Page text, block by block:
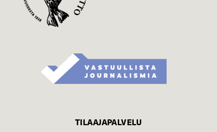
TILAAJAPALVELU